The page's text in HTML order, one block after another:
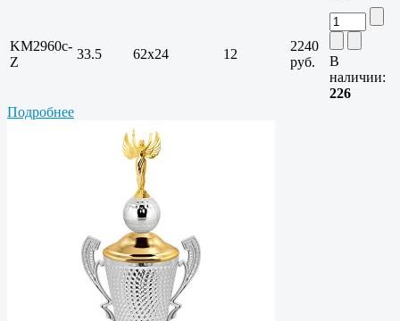
KM2960c-
Z
33.5 62x24 12
2240
руб.
В
наличии:
226
Подробнее